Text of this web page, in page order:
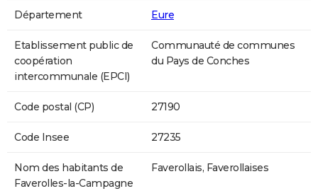
Département Eure
Etablissement public de
coopération
intercommunale (EPCI)
Communauté de communes
du Pays de Conches
Code postal (CP) 27190
Code Insee 27235
Nom des habitants de
Faverolles-la-Campagne
Faverollais, Faverollaises